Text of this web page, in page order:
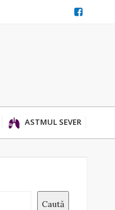
ASTMUL SEVER
Caută